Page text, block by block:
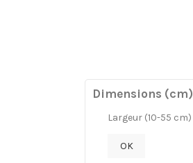
Dimensions (cm)
Largeur (10-55 cm)
OK